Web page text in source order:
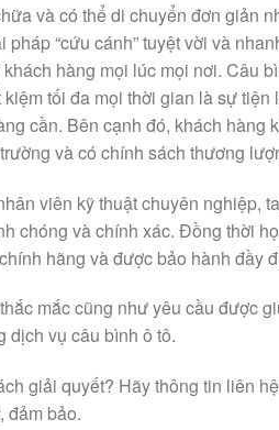
và có thể di chuyển đơn giản
“cứu cánh” tuyệt vời và
hàng mọi lúc mọi nơi. Câu
tối đa mọi thời gian là sự
cần. Bên cạnh đó, khách hàng
và có chính sách thương
viên kỹ thuật chuyên nghiệp,
chóng và chính xác. Đồng thời
hãng và được bảo hành đầy
mắc cũng như yêu cầu được
dịch vụ câu bình ô tô.
giải quyết? Hãy thông tin liên
đảm bảo.